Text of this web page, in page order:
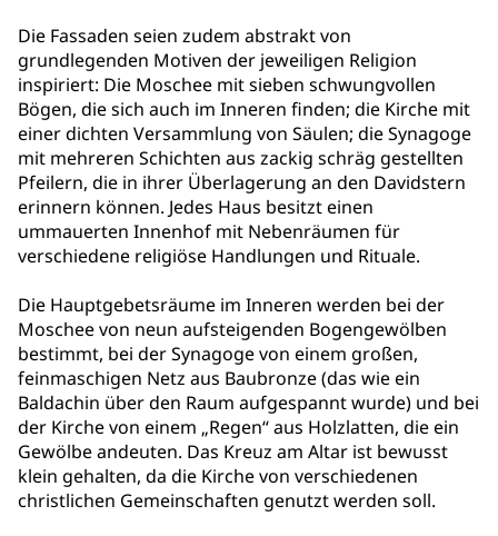
Die Fassaden seien zudem abstrakt von
grundlegenden Motiven der jeweiligen Religion
inspiriert: Die Moschee mit sieben schwungvollen
Bögen, die sich auch im Inneren finden; die Kirche mit
einer dichten Versammlung von Säulen; die Synagoge
mit mehreren Schichten aus zackig schräg gestellten
Pfeilern, die in ihrer Überlagerung an den Davidstern
erinnern können. Jedes Haus besitzt einen
ummauerten Innenhof mit Nebenräumen für
verschiedene religiöse Handlungen und Rituale.
Die Hauptgebetsräume im Inneren werden bei der
Moschee von neun aufsteigenden Bogengewölben
bestimmt, bei der Synagoge von einem großen,
feinmaschigen Netz aus Baubronze (das wie ein
Baldachin über den Raum aufgespannt wurde) und bei
der Kirche von einem „Regen“ aus Holzlatten, die ein
Gewölbe andeuten. Das Kreuz am Altar ist bewusst
klein gehalten, da die Kirche von verschiedenen
christlichen Gemeinschaften genutzt werden soll.